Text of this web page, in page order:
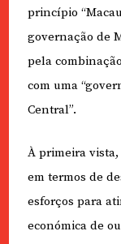
princípio
governação de
pela
com uma
Central”.
À primeira vista,
em termos de
esforços para
económica de